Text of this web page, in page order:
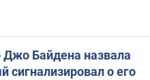
Джо Байдена назвала
сигнализировал о его